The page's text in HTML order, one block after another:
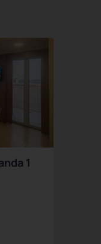
1